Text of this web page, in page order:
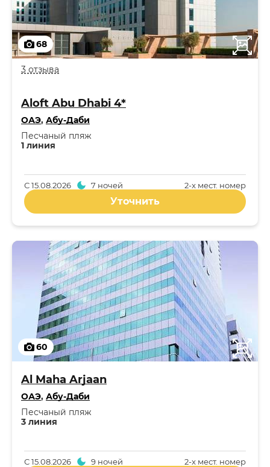
68
3 отзыва
Aloft Abu Dhabi 4*
ОАЭ, Абу-Даби
1 линия
Песчаный пляж
2-x мест. номер
С15.08.2026 7 ночей
Уточнить
60
Al Maha Arjaan
ОАЭ, Абу-Даби
3 линия
Песчаный пляж
2-x мест. номер
С15.08.2026 9 ночей